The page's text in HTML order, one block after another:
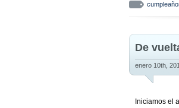
De
enero 10th,
Iniciamos el